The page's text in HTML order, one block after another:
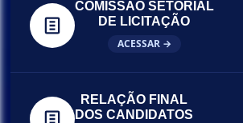
COMISSÃO SETORIAL
DE LICITAÇÃO
ACESSAR →
RELAÇÃO FINAL
DOS CANDIDATOS